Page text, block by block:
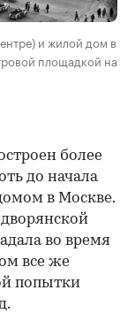
и жилой дом в
площадкой на
более
до начала
в Москве.
во время
все же
попытки